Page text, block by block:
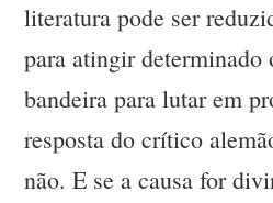
literatura pode ser
para atingir determinado
bandeira para lutar em
resposta do crítico
não. E se a causa for